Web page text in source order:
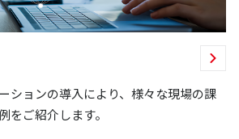
ションの導入により、様々な現場の課
をご紹介します。